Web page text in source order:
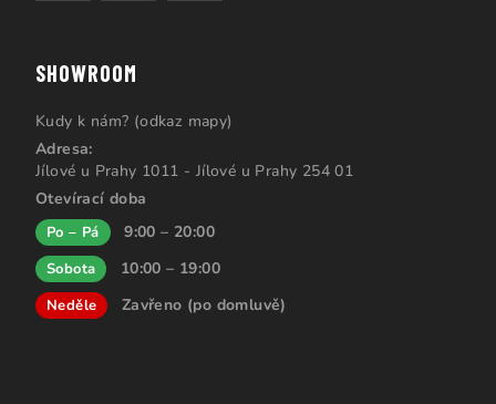
SHOWROOM
Kudy k nám? (odkaz mapy)
Adresa:
Jílové u Prahy 1011 - Jílové u Prahy 254 01
Otevírací doba
Po – Pá 9:00 – 20:00
Sobota 10:00 – 19:00
Neděle Zavřeno (po domluvě)